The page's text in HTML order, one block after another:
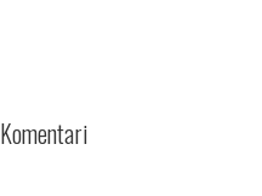
Komentari